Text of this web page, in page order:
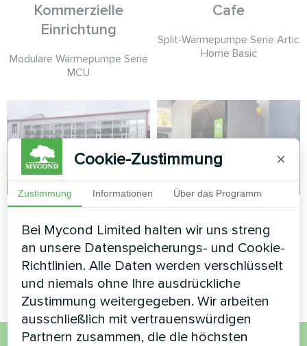
Kommerzielle
Einrichtung
Modulare Wärmepumpe Serie
MCU
Cafe
Split-Wärmepumpe Serie Artic
Home Basic
Schwimmbad
Modulare Wärmepumpe Serie
MCU
Wärmepumpe Mycond
BeeSmart MHCS 050 NBS
MHCS 050 UBS
Cookie-Zustimmung ×
Zustimmung Informationen Über das Programm
Bei Mycond Limited halten wir uns streng
an unsere Datenspeicherungs- und Cookie-
Richtlinien. Alle Daten werden verschlüsselt
und niemals ohne Ihre ausdrückliche
Zustimmung weitergegeben. Wir arbeiten
ausschließlich mit vertrauenswürdigen
Partnern zusammen, die die höchsten